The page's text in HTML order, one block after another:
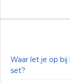
Waar let je op
set?